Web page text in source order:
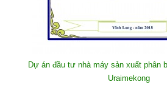
Dự án đầu tư nhà máy sản xuất phân
Uraimekong